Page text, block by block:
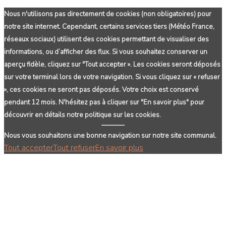
Nous n'utilisons pas directement de cookies (non obligatoires) pour
notre site internet. Cependant, certains services tiers (Météo France,
réseaux sociaux) utilisent des cookies permettant de visualiser des
informations, ou d’afficher des flux. Si vous souhaitez conserver un
aperçu fidèle, cliquez sur "Tout accepter ». Les cookies seront déposés
sur votre terminal lors de votre navigation. Si vous cliquez sur « refuser
», ces cookies ne seront pas déposés. Votre choix est conservé
pendant 12 mois. N'hésitez pas à cliquer sur "En savoir plus" pour
découvrir en détails notre politique sur les cookies.
Nous vous souhaitons une bonne navigation sur notre site communal.
Tout accepterTout refuserEn savoir plus